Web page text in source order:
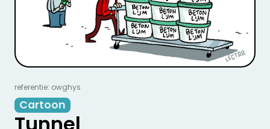
referentie: owghys
Cartoon